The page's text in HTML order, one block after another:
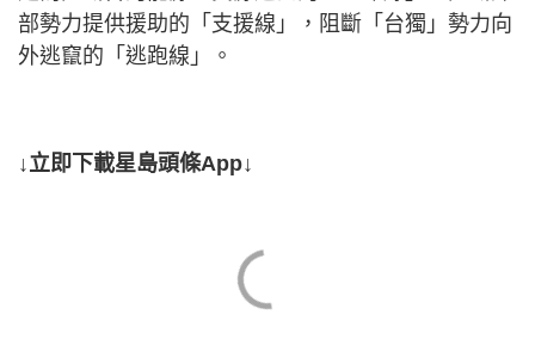
部勢力提供援助的「支援線」，阻斷「台獨」勢力向
外逃竄的「逃跑線」。
↓立即下載星島頭條App↓